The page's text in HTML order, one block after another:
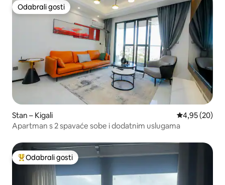
Odabrali gosti
Odabrali gosti
Stan – Kigali Prosječna
4,95 (20)
Apartman s 2 spavaće sobe i dodatnim uslugama
Među najviše rangiranima s oznakom „Odabrali gosti”
Odabrali gosti